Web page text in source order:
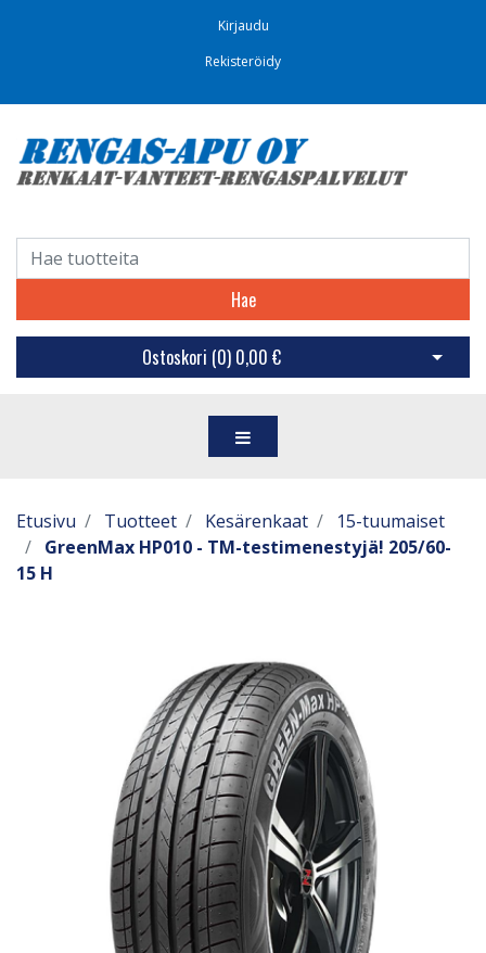
Kirjaudu
Rekisteröidy
Hae
Ostoskori (0) 0,00 € Avaa
Etusivu Tuotteet Kesärenkaat
15-tuumaiset
GreenMax HP010 - TM-testimenestyjä! 205/60-
15 H